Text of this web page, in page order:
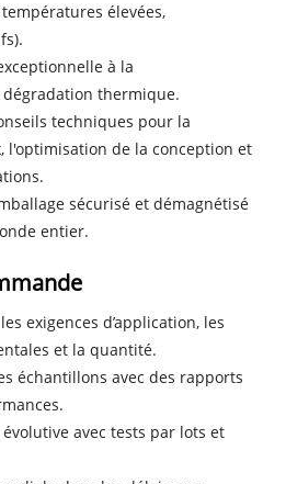
élevées,
à la
thermique.
techniques pour la
l'optimisation de la conception et
sécurisé et démagnétisé
entier.
exigences d’application, les
et la quantité.
échantillons avec des rapports
avec tests par lots et